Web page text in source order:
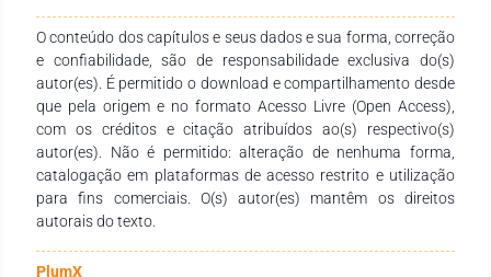
aponta que, no entanto, há ainda um longo caminho a ser
percorrido para que os laticínios de pequeno e médio porte
consigam se adaptar a implantação ou até mesmo a
educação quanto a sustentabilidade econômica e ambiental
O conteúdo dos capítulos e seus dados e sua forma, correção
e confiabilidade, são de responsabilidade exclusiva do(s)
autor(es). É permitido o download e compartilhamento desde
que pela origem e no formato Acesso Livre (Open Access),
com os créditos e citação atribuídos ao(s) respectivo(s)
autor(es). Não é permitido: alteração de nenhuma forma,
catalogação em plataformas de acesso restrito e utilização
para fins comerciais. O(s) autor(es) mantêm os direitos
autorais do texto.
PlumX